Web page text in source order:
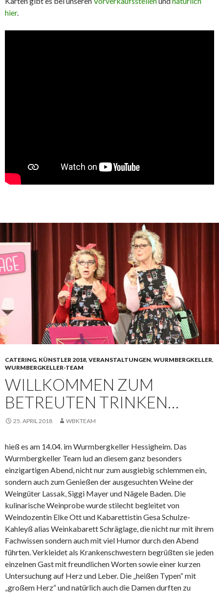
hier.
CATERING, KÜNSTLER 2018, VERANSTALTUNGEN, WURMBERGKELLER,
WURMBERGKELLER-TEAM
WILLKOMMEN ZUM
BETREUTEN TRINKEN…
25. APRIL 2018 WBKTEAM
hieß es am 14.04. im Wurmbergkeller Hessigheim. Das
Wurmbergkeller Team lud an diesem ganz besonders
einzigartigen Abend, nicht nur zum ausgiebig schlemmen ein,
sondern auch zum Genießen der ausgesuchten Weine der
Weingüter Lassak, Siggi Mayer und Nägele Baden. Die
kulinarische Weinprobe wurde stilecht begleitet von
Weindozentin Elke Ott und Kabarettistin Gesa Schulze-
Kahleyß alias Weinkabarett Schräglage, die nicht nur mit ihrem
Fachwissen sondern auch mit viel Humor durch den Abend
führten. Verkleidet als Krankenschwestern begrüßten sie jeden
einzelnen Gast mit freundlichen Worten sowie einer kurzen
Untersuchung auf Herz und Leber. Die „heißen Typen“ mit
„großem Herz“ und natürlich auch die Damen durften zu